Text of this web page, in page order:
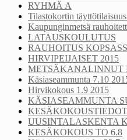
RYHMÄ A
Tilastokortin
Kaupunginmetsä
LATAUSKOULUTUS
RAUHOITUS
HIRVIPEIJAISET 2015
METSÄKANALINNUT
Käsiaseammunta 7.10
Hirvikokous 1.9 2015
KÄSIASEAMMUNTA
UUSINTALASKENTA
KESÄKOKOUS TO 6.8